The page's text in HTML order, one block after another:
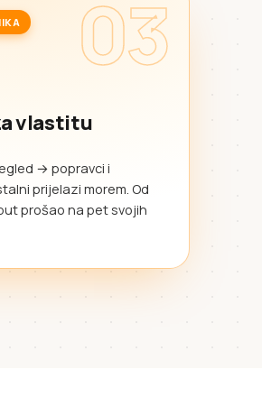
03
vlastitu
→ popravci i
prijelazi morem. Od
prošao na pet svojih